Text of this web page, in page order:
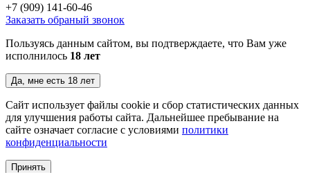
+7 (909) 141-60-46
Заказать обраный звонок
Пользуясь данным сайтом, вы подтверждаете, что Вам уже
исполнилось 18 лет
Да, мне есть 18 лет
Сайт использует файлы cookie и сбор статистических данных
для улучшения работы сайта. Дальнейшее пребывание на
сайте означает согласие с условиями политики
конфиденциальности
Принять